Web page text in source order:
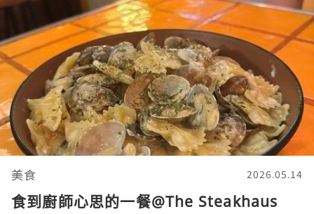
美食 2026.05.14
食到廚師心思的一餐@The Steakhaus